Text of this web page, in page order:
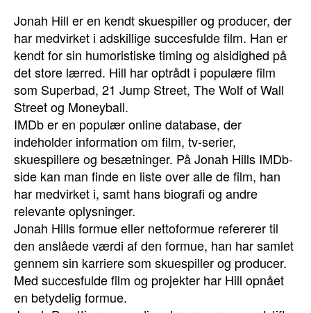
Jonah Hill er en kendt skuespiller og producer, der
har medvirket i adskillige succesfulde film. Han er
kendt for sin humoristiske timing og alsidighed på
det store lærred. Hill har optrådt i populære film
som Superbad, 21 Jump Street, The Wolf of Wall
Street og Moneyball.
IMDb er en populær online database, der
indeholder information om film, tv-serier,
skuespillere og besætninger. På Jonah Hills IMDb-
side kan man finde en liste over alle de film, han
har medvirket i, samt hans biografi og andre
relevante oplysninger.
Jonah Hills formue eller nettoformue refererer til
den anslåede værdi af den formue, han har samlet
gennem sin karriere som skuespiller og producer.
Med succesfulde film og projekter har Hill opnået
en betydelig formue.